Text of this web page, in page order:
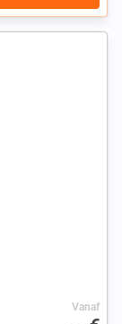
Vanaf